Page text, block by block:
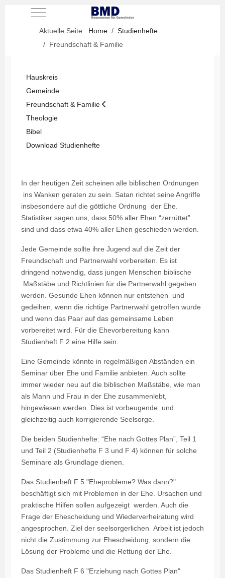
Mobile Menu Toggle
Aktuelle Seite: Home
Studienhefte
Freundschaft & Familie
Hauskreis
Gemeinde
Freundschaft & Familie
Theologie
Bibel
Download Studienhefte
In der heutigen Zeit scheinen alle biblischen Ordnungen
ins Wanken geraten zu sein. Satan richtet seine Angriffe
insbesondere auf die göttliche Ordnung der Ehe.
Statistiker sagen uns, dass 50% aller Ehen “zerrüttet”
sind und dass etwa 40% aller Ehen geschieden werden.
Jede Gemeinde sollte ihre Jugend auf die Zeit der
Freundschaft und Partnerwahl vorbereiten. Es ist
dringend notwendig, dass jungen Menschen biblische
Maßstäbe und Richtlinien für die Partnerwahl gegeben
werden. Gesunde Ehen können nur entstehen und
gedeihen, wenn die richtige Partnerwahl getroffen wurde
und wenn das Paar auf das gemeinsame Leben
vorbereitet wird. Für die Ehevorbereitung kann
Studienheft F 2 eine Hilfe sein.
Eine Gemeinde könnte in regelmäßigen Abständen ein
Seminar über Ehe und Familie anbieten. Auch sollte
immer wieder neu auf die biblischen Maßstäbe, wie man
als Mann und Frau in der Ehe zusammenlebt,
hingewiesen werden. Dies ist vorbeugende und
gleichzeitig auch korrigierende Seelsorge.
Die beiden Studienhefte: “Ehe nach Gottes Plan”, Teil 1
und Teil 2 (Studienhefte F 3 und F 4) können für solche
Seminare als Grundlage dienen.
Das Studienheft F 5 "Eheprobleme? Was dann?"
beschäftigt sich mit Problemen in der Ehe. Ursachen und
praktische Hilfen sollen aufgezeigt werden. Auch die
Frage der Ehescheidung und Wiederverheiratung wird
angesprochen. Ziel der seelsorgerlichen Arbeit ist jedoch
nicht die Zustimmung zur Ehescheidung, sondern die
Lösung der Probleme und die Rettung der Ehe.
Das Studienheft F 6 "Erziehung nach Gottes Plan"